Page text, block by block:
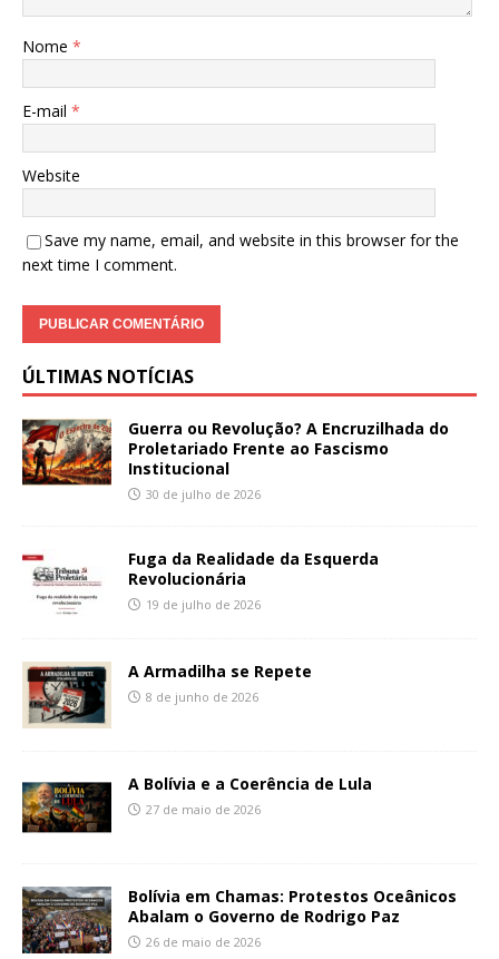
Nome *
E-mail *
Website
Save my name, email, and website in this browser for the
next time I comment.
ÚLTIMAS NOTÍCIAS
Guerra ou Revolução? A Encruzilhada do
Proletariado Frente ao Fascismo
Institucional
30 de julho de 2026
Fuga da Realidade da Esquerda
Revolucionária
19 de julho de 2026
A Armadilha se Repete
8 de junho de 2026
A Bolívia e a Coerência de Lula
27 de maio de 2026
Bolívia em Chamas: Protestos Oceânicos
Abalam o Governo de Rodrigo Paz
26 de maio de 2026